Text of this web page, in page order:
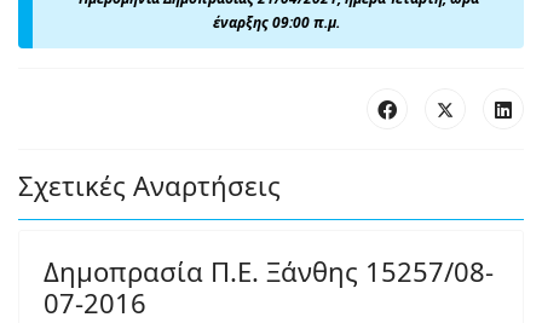
έναρξης 09:00 π.μ.
Σχετικές Αναρτήσεις
Δημοπρασία Π.Ε. Ξάνθης 15257/08-
07-2016